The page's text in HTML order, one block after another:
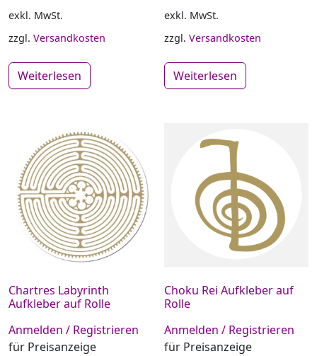
exkl. MwSt.
zzgl. Versandkosten
Weiterlesen
exkl. MwSt.
zzgl.Versandkosten
Weiterlesen
Chartres Labyrinth
Aufkleber auf Rolle
Anmelden / Registrieren
für Preisanzeige
Choku Rei Aufkleber auf
Rolle
Anmelden / Registrieren
für Preisanzeige